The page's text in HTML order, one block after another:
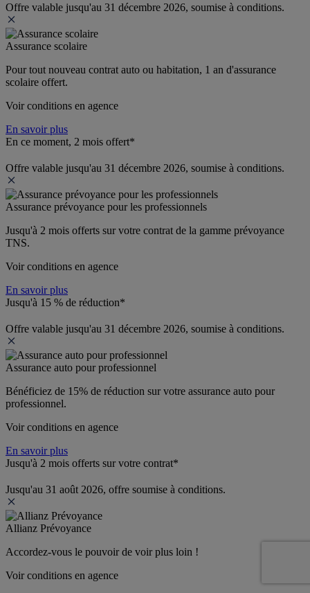
Offre valable jusqu'au 31 décembre 2026, soumise à conditions.
Assurance scolaire
Pour tout nouveau contrat auto ou habitation, 1 an d'assurance
scolaire offert.
Voir conditions en agence
En savoir plus
En ce moment, 2 mois offert*
Offre valable jusqu'au 31 décembre 2026, soumise à conditions.
Assurance prévoyance pour les professionnels
Jusqu'à 2 mois offerts sur votre contrat de la gamme prévoyance
TNS.
Voir conditions en agence
En savoir plus
Jusqu'à 15 % de réduction*
Offre valable jusqu'au 31 décembre 2026, soumise à conditions.
Assurance auto pour professionnel
Bénéficiez de 15% de réduction sur votre assurance auto pour
professionnel.
Voir conditions en agence
En savoir plus
Jusqu'à 2 mois offerts sur votre contrat*
Jusqu'au 31 août 2026, offre soumise à conditions.
Allianz Prévoyance
Accordez-vous le pouvoir de voir plus loin !
Voir conditions en agence